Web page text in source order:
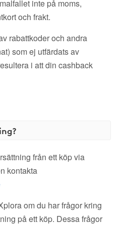
inte på moms,
och frakt.
rabattkoder och andra
som ej utfärdats av
i att din cashback
från ett köp via
kontakta
om du har frågor kring
på ett köp. Dessa frågor